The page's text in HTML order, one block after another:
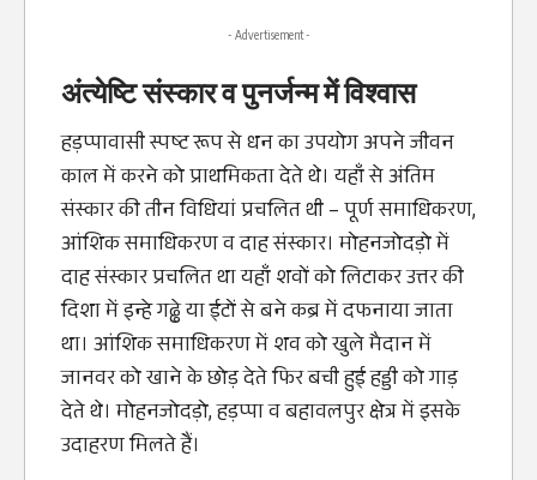
- Advertisement -
अंत्येष्टि संस्कार व पुनर्जन्म में विश्वास
हड़प्पावासी स्पष्ट रूप से धन का उपयोग अपने जीवन
काल में करने को प्राथमिकता देते थे। यहाँ से अंतिम
संस्कार की तीन विधियां प्रचलित थी – पूर्ण समाधिकरण,
आंशिक समाधिकरण व दाह संस्कार। मोहनजोदड़ो में
दाह संस्कार प्रचलित था यहाँ शवों को लिटाकर उत्तर की
दिशा में इन्हे गढ्ढे या ईटों से बने कब्र में दफनाया जाता
था। आंशिक समाधिकरण में शव को खुले मैदान में
जानवर को खाने के छोड़ देते फिर बची हुई हड्डी को गाड़
देते थे। मोहनजोदड़ो, हड़प्पा व बहावलपुर क्षेत्र में इसके
उदाहरण मिलते हैं।